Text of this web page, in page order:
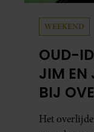
WEEKEND
OUD-
JIM EN
BIJ
Het